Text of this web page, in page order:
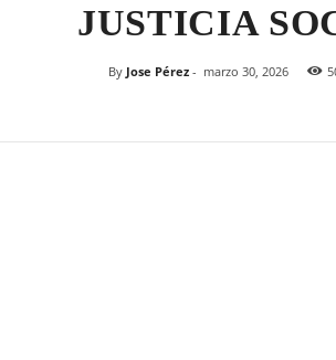
JUSTICIA
By Jose Pérez- marzo 30, 2026